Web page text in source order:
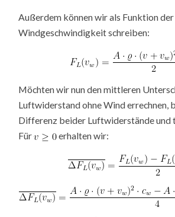
Außerdem können wir als Funktion der
Windgeschwindigkeit schreiben:
Möchten wir nun den mittleren
Luftwiderstand ohne Wind errechnen,
Differenz beider Luftwiderstände und
Für
erhalten wir: